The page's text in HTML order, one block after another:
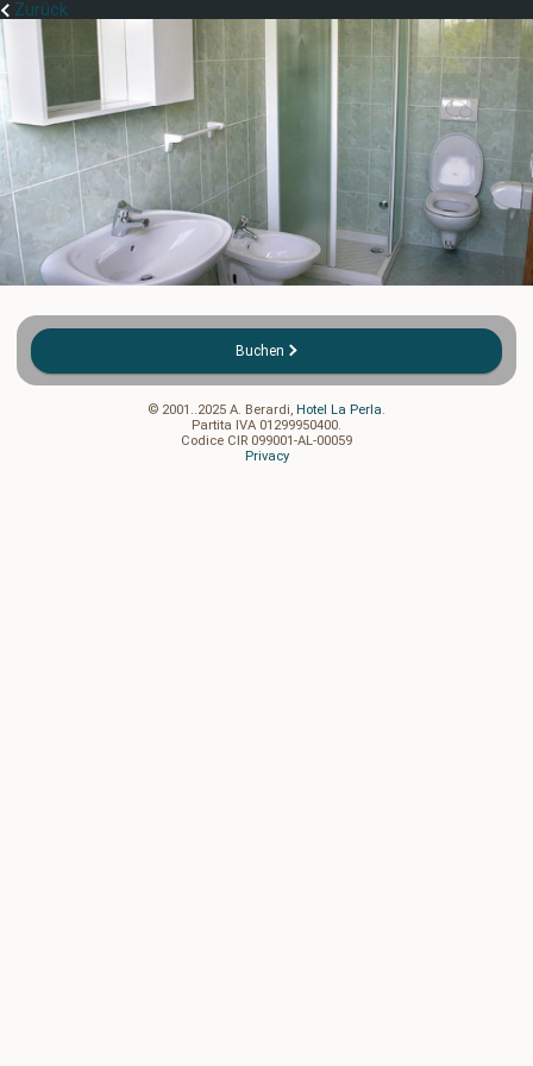
Zurück
Buchen
© 2001..2025 A. Berardi, Hotel La Perla.
Partita IVA 01299950400.
Codice CIR 099001-AL-00059
Privacy